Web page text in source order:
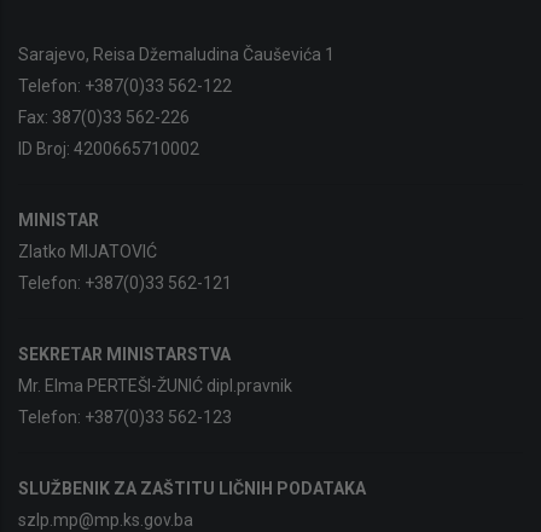
Sarajevo, Reisa Džemaludina Čauševića 1
Telefon: +387(0)33 562-122
Fax: 387(0)33 562-226
ID Broj: 4200665710002
MINISTAR
Zlatko MIJATOVIĆ
Telefon: +387(0)33 562-121
SEKRETAR MINISTARSTVA
Mr. Elma PERTEŠI-ŽUNIĆ dipl.pravnik
Telefon: +387(0)33 562-123
SLUŽBENIK ZA ZAŠTITU LIČNIH PODATAKA
szlp.mp@mp.ks.gov.ba